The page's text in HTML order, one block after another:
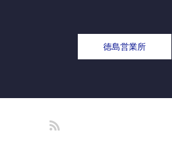
徳島営業所